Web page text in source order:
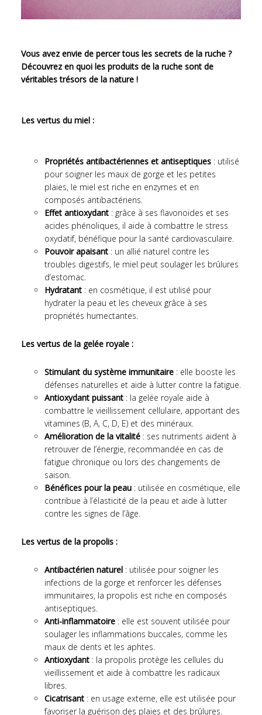
Vous avez envie de percer tous les secrets de la ruche ?
Découvrez en quoi les produits de la ruche sont de
véritables trésors de la nature !
Les vertus du miel :
Propriétés antibactériennes et antiseptiques: utilisé
pour soigner les maux de gorge et les petites
plaies, le miel est riche en enzymes et en
composés antibactériens.
Effet antioxydant: grâce à ses flavonoïdes et ses
acides phénoliques, il aide à combattre le stress
oxydatif, bénéfique pour la santé cardiovasculaire.
Pouvoir apaisant: un allié naturel contre les
troubles digestifs, le miel peut soulager les brûlures
d’estomac.
Hydratant: en cosmétique, il est utilisé pour
hydrater la peau et les cheveux grâce à ses
propriétés humectantes.
Les vertus de la gelée royale :
Stimulant du système immunitaire: elle booste les
défenses naturelles et aide à lutter contre la fatigue.
Antioxydant puissant: la gelée royale aide à
combattre le vieillissement cellulaire, apportant des
vitamines (B, A, C, D, E) et des minéraux.
Amélioration de la vitalité: ses nutriments aident à
retrouver de l’énergie, recommandée en cas de
fatigue chronique ou lors des changements de
saison.
Bénéfices pour la peau: utilisée en cosmétique, elle
contribue à l’élasticité de la peau et aide à lutter
contre les signes de l’âge.
Les vertus de la propolis :
Antibactérien naturel: utilisée pour soigner les
infections de la gorge et renforcer les défenses
immunitaires, la propolis est riche en composés
antiseptiques.
Anti-inflammatoire: elle est souvent utilisée pour
soulager les inflammations buccales, comme les
maux de dents et les aphtes.
Antioxydant: la propolis protège les cellules du
vieillissement et aide à combattre les radicaux
libres.
Cicatrisant: en usage externe, elle est utilisée pour
favoriser la guérison des plaies et des brûlures.